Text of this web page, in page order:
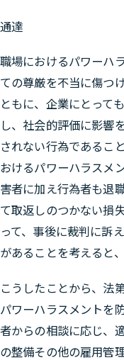
通達
職場におけるパワーハ
ての尊厳を不当に傷つ
ともに、企業にとって
し、社会的評価に影響
されない行為であるこ
おけるパワーハラスメ
害者に加え行為者も退
て取返しのつかない損
って、事後に裁判に訴
があることを考えると、
こうしたことから、法
パワーハラスメントを
者からの相談に応じ、
の整備その他の雇用管